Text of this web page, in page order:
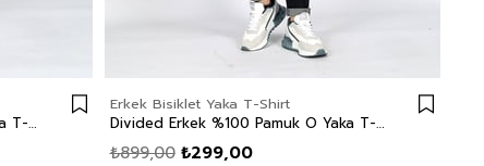
Divided Erkek %100 Pamuk O Yaka T-Shirt Mürdüm
Erkek Bisiklet Yaka T-Shirt
Divided Erkek %100 Pamuk O Yaka T-Shirt Yeşil
₺299,00
₺899,00